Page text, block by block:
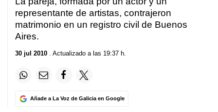
representante de artistas, contrajeron
matrimonio en un registro civil de Buenos
Aires.
30 jul 2010 . Actualizado a las 19:37 h.
Añade a La Voz de Galicia en Google